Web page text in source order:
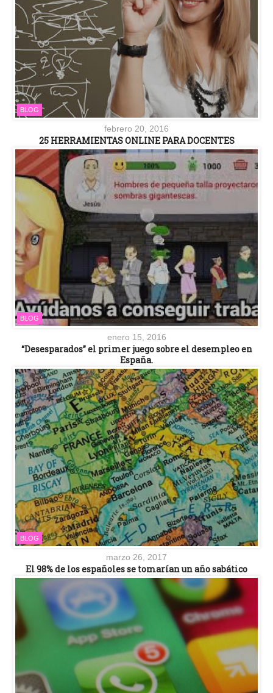
BLOG
febrero 20, 2016
25 HERRAMIENTAS ONLINE PARA DOCENTES
BLOG
enero 15, 2016
“Desesparados” el primer juego sobre el desempleo en
España.
BLOG
marzo 26, 2017
El 98% de los españoles se tomarían un año sabático